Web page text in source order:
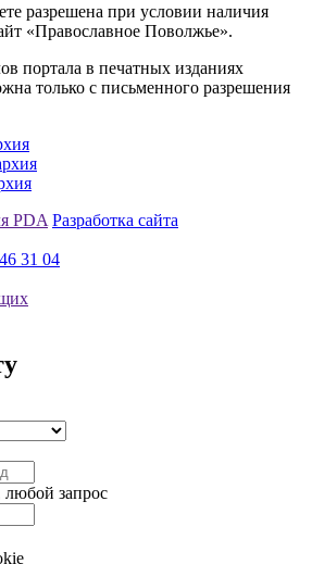
разрешена при условии наличия
«Православное Поволжье».
портала в печатных изданиях
только с письменного разрешения
PDA Разработка сайта
31 04
любой запрос